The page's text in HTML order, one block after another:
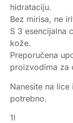
hidrataciju.
Bez mirisa, ne
S 3 esencijalna
kože.
Preporučena
proizvodima za
Nanesite na
potrebno.
1l